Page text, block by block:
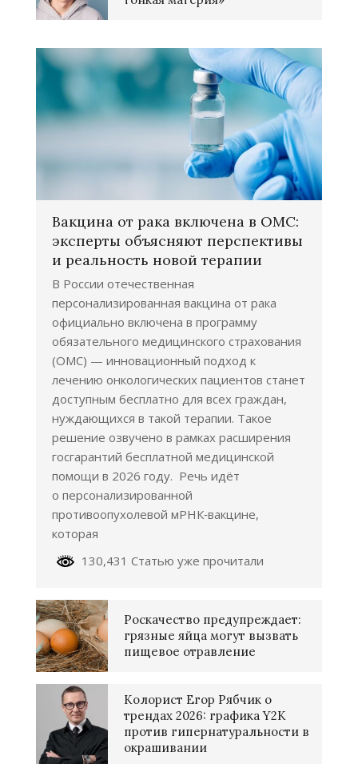
Вакцина от рака включена в ОМС:
эксперты объясняют перспективы
и реальность новой терапии
В России отечественная
персонализированная вакцина от рака
официально включена в программу
обязательного медицинского страхования
(ОМС) — инновационный подход к
лечению онкологических пациентов станет
доступным бесплатно для всех граждан,
нуждающихся в такой терапии. Такое
решение озвучено в рамках расширения
госгарантий бесплатной медицинской
помощи в 2026 году. Речь идёт
о персонализированной
противоопухолевой мРНК‑вакцине,
которая
130,431 Статью уже прочитали
Роскачество предупреждает:
грязные яйца могут вызвать
пищевое отравление
Колорист Егор Рябчик о
трендах 2026: графика Y2K
против гипернатуральности в
окрашивании